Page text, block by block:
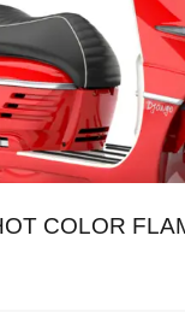
COLOR